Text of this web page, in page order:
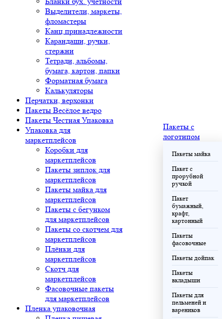
Выделители, маркеты,
фломастеры
Канц.принадлежности
Карандаши, ручки,
стержни
Тетради, альбомы,
бумага, картон, папки
Форматная бумага
Калькуляторы
Перчатки, верхонки
Пакеты Весёлое ведро
Пакеты Честная Упаковка
Упаковка для
маркетплейсов
Коробки для
маркетплейсов
Пакеты зиплок для
маркетплейсов
Пакеты майка для
маркетплейсов
Пакеты с бегунком
для маркетплейсов
Пакеты со скотчем для
маркетплейсов
Плёнки для
маркетплейсов
Скотч для
маркетплейсов
Фасовочные пакеты
для маркетплейсов
Пленка упаковочная
Пакеты с
логотипом
Пакеты майка
Пакет с
прорубной
ручкой
Пакет
бумажный,
крафт,
картонный
Пакеты
фасовочные
Пакеты дойпак
Пакеты
вкладыши
Пакеты для
пельменей и
вареников